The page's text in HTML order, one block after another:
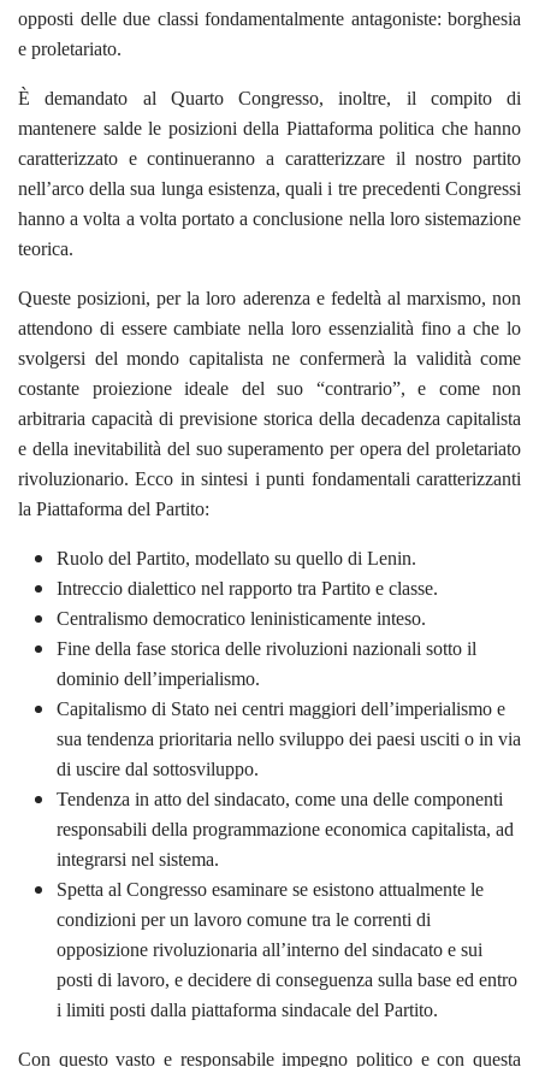
opposti delle due classi fondamentalmente antagoniste: borghesia
e proletariato.
È demandato al Quarto Congresso, inoltre, il compito di
mantenere salde le posizioni della Piattaforma politica che hanno
caratterizzato e continueranno a caratterizzare il nostro partito
nell’arco della sua lunga esistenza, quali i tre precedenti Congressi
hanno a volta a volta portato a conclusione nella loro sistemazione
teorica.
Queste posizioni, per la loro aderenza e fedeltà al marxismo, non
attendono di essere cambiate nella loro essenzialità fino a che lo
svolgersi del mondo capitalista ne confermerà la validità come
costante proiezione ideale del suo “contrario”, e come non
arbitraria capacità di previsione storica della decadenza capitalista
e della inevitabilità del suo superamento per opera del proletariato
rivoluzionario. Ecco in sintesi i punti fondamentali caratterizzanti
la Piattaforma del Partito:
Ruolo del Partito, modellato su quello di Lenin.
Intreccio dialettico nel rapporto tra Partito e classe.
Centralismo democratico leninisticamente inteso.
Fine della fase storica delle rivoluzioni nazionali sotto il
dominio dell’imperialismo.
Capitalismo di Stato nei centri maggiori dell’imperialismo e
sua tendenza prioritaria nello sviluppo dei paesi usciti o in via
di uscire dal sottosviluppo.
Tendenza in atto del sindacato, come una delle componenti
responsabili della programmazione economica capitalista, ad
integrarsi nel sistema.
Spetta al Congresso esaminare se esistono attualmente le
condizioni per un lavoro comune tra le correnti di
opposizione rivoluzionaria all’interno del sindacato e sui
posti di lavoro, e decidere di conseguenza sulla base ed entro
i limiti posti dalla piattaforma sindacale del Partito.
Con questo vasto e responsabile impegno politico e con questa